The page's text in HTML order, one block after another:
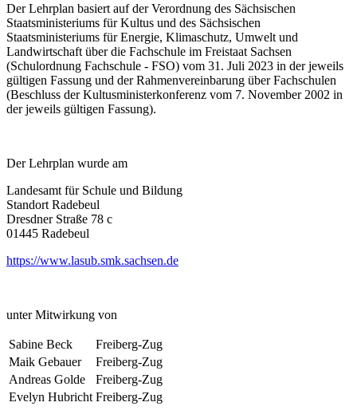
Der Lehrplan basiert auf der Verordnung des Sächsischen
Staatsministeriums für Kul­tus und des Sächsischen
Staatsministeriums für Energie, Klimaschutz, Umwelt und
Landwirtschaft über die Fach­schule im Freistaat Sachsen
(Schulordnung Fachschule - FSO) vom 31. Juli 2023 in der jeweils
gültigen Fassung und der Rahmenvereinbarung über Fachschulen
(Beschluss der Kultusminister­konferenz vom 7. November 2002 in
der jeweils gültigen Fassung).
Der Lehrplan wurde am
Landesamt für Schule und Bildung
Standort Radebeul
Dresdner Straße 78 c
01445 Radebeul
https://www.lasub.smk.sachsen.de
unter Mitwirkung von
Sabine Beck
Freiberg-Zug
Maik Gebauer
Freiberg-Zug
Andreas Golde
Freiberg-Zug
Evelyn Hubricht Freiberg-Zug